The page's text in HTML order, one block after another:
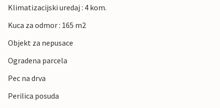
Klimatizacijski uredaj : 4 kom.
Kuca za odmor : 165 m2
Objekt za nepusace
Ogradena parcela
Pec na drva
Perilica posuda